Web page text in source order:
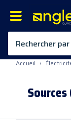
Rechercher par
Allez au contenu
Accueil ›